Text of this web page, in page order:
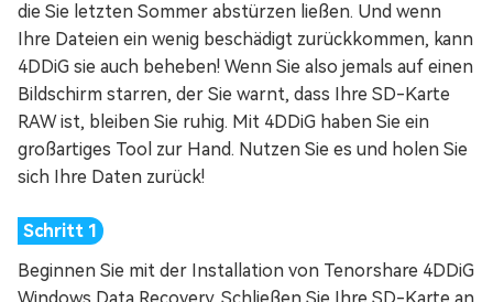
die Sie letzten Sommer abstürzen ließen. Und wenn
Ihre Dateien ein wenig beschädigt zurückkommen, kann
4DDiG sie auch beheben! Wenn Sie also jemals auf einen
Bildschirm starren, der Sie warnt, dass Ihre SD-Karte
RAW ist, bleiben Sie ruhig. Mit 4DDiG haben Sie ein
großartiges Tool zur Hand. Nutzen Sie es und holen Sie
sich Ihre Daten zurück!
Beginnen Sie mit der Installation von Tenorshare 4DDiG